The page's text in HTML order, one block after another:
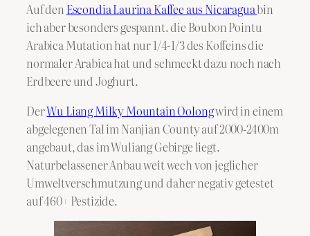
Auf den Escondia Laurina Kaffee aus Nicaraguabin
ich aber besonders gespannt. die Boubon Pointu
Arabica Mutation hat nur 1/4-1/3 des Koffeins die
normaler Arabica hat und schmeckt dazu noch nach
Erdbeere und Joghurt.
DerWu Liang Milky Mountain Oolongwird in einem
abgelegenen Tal im Nanjian County auf 2000-2400m
angebaut, das im Wuliang Gebirge liegt.
Naturbelassener Anbau weit wech von jeglicher
Umweltverschmutzung und daher negativ getestet
auf 460+ Pestizide.